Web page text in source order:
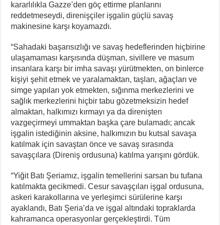
kararlılıkla Gazze’den göç ettirme planlarını
reddetmeseydi, direnişçiler işgalin güçlü savaş
makinesine karşı koyamazdı.
“Sahadaki başarısızlığı ve savaş hedeflerinden hiçbirine
ulaşamaması karşısında düşman, sivillere ve masum
insanlara karşı bir imha savaşı yürütmekten, on binlerce
kişiyi şehit etmek ve yaralamaktan, taşları, ağaçları ve
simge yapıları yok etmekten, sığınma merkezlerini ve
sağlık merkezlerini hiçbir tabu gözetmeksizin hedef
almaktan, halkımızı kırmayı ya da direnişten
vazgeçirmeyi ummaktan başka çare bulamadı; ancak
işgalin istediğinin aksine, halkımızın bu kutsal savaşa
katılmak için savaştan önce ve savaş sırasında
savaşçılara (Direniş ordusuna) katılma yarışını gördük.
“Yiğit Batı Şeriamız, işgalin temellerini sarsan bu tufana
katılmakta gecikmedi. Cesur savaşçıları işgal ordusuna,
askeri karakollarına ve yerleşimci sürülerine karşı
ayaklandı, Batı Şeria’da ve işgal altındaki topraklarda
kahramanca operasyonlar gerçekleştirdi. Tüm